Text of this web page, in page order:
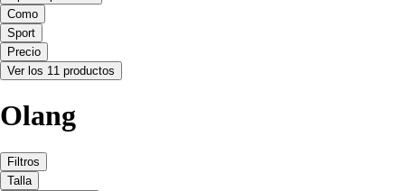
Como
Sport
Precio
Ver los 11 productos
Olang
Filtros
Talla